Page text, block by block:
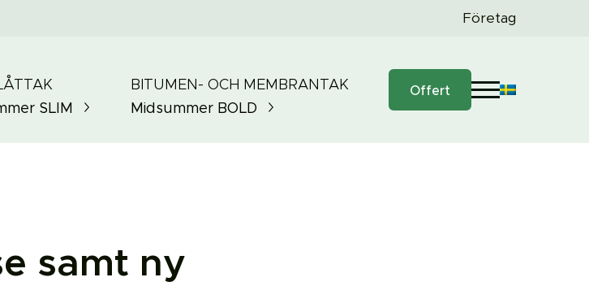
Företag
SLIM
BITUMEN- OCH MEMBRANTAK
Midsummer BOLD
Offert
samt ny